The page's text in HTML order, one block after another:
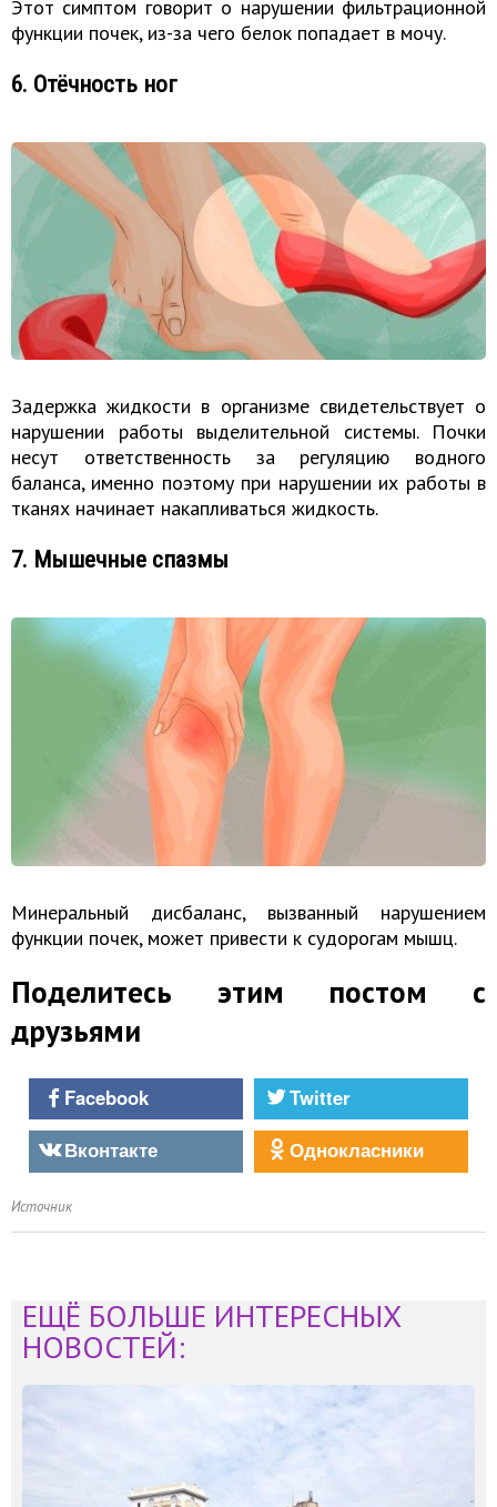
Этот симптом говорит о нарушении фильтрационной
функции почек, из-за чего белок попадает в мочу.
6. Отёчность ног
Задержка жидкости в организме свидетельствует о
нарушении работы выделительной системы. Почки
несут ответственность за регуляцию водного
баланса, именно поэтому при нарушении их работы в
тканях начинает накапливаться жидкость.
7. Мышечные спазмы
Минеральный дисбаланс, вызванный нарушением
функции почек, может привести к судорогам мышц.
Поделитесь этим постом с
друзьями
Facebook
Twitter
Вконтакте
Однокласники
Источник
ЕЩЁ БОЛЬШЕ ИНТЕРЕСНЫХ
НОВОСТЕЙ: